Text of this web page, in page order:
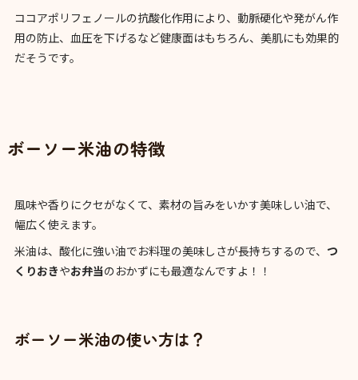
ココアポリフェノールの抗酸化作用により、動脈硬化や発がん作
用の防止、血圧を下げるなど健康面はもちろん、美肌にも効果的
だそうです。
ボーソー米油の特徴
風味や香りにクセがなくて、素材の旨みをいかす美味しい油で、
幅広く使えます。
米油は、酸化に強い油でお料理の美味しさが長持ちするので、 つ
くりおきやお弁当のおかずにも最適なんですよ！！
ボーソー米油の使い方は？